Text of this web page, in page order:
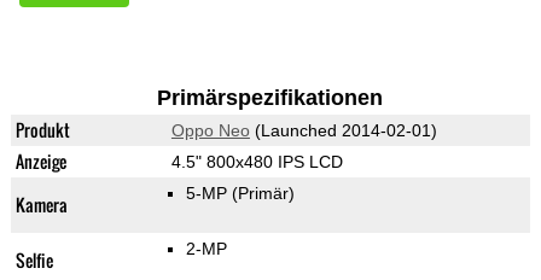
Primärspezifikationen
Produkt Oppo Neo(Launched 2014-02-01)
Anzeige 4.5" 800x480 IPS LCD
Kamera 5-MP (Primär)
Selfie 2-MP